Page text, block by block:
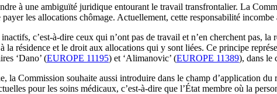
à une ambiguïté juridique entourant le travail transfrontalier. La
les allocations chômage. Actuellement, cette responsabilité incombe
c’est-à-dire ceux qui n’ont pas de travail et n’en cherchent pas,
la résidence et le droit aux allocations qui y sont liées. Ce principe
‘Dano’ (EUROPE 11195) et ‘Alimanovic’ (EUROPE 11389), dans le
la Commission souhaite aussi introduire dans le champ d’application
pour les soins médicaux, c’est-à-dire que l’État membre où la